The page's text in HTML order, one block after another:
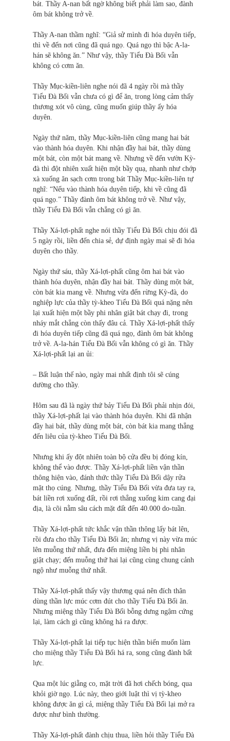
bát. Thầy A-nan bất ngờ không biết phải làm sao, đành
ôm bát không trở về.
Thầy A-nan thầm nghĩ: “Giả sử mình đi hóa duyên tiếp,
thì về đến nơi cũng đã quá ngọ. Quá ngọ thì bậc A-la-
hán sẽ không ăn.” Như vậy, thầy Tiểu Đà Bối vẫn
không có cơm ăn.
Thầy Mục-kiền-liên nghe nói đã 4 ngày rồi mà thầy
Tiểu Đà Bối vẫn chưa có gì để ăn, trong lòng cảm thấy
thương xót vô cùng, cũng muốn giúp thầy ấy hóa
duyên.
Ngày thứ năm, thầy Mục-kiền-liên cũng mang hai bát
vào thành hóa duyên. Khi nhận đầy hai bát, thầy dùng
một bát, còn một bát mang về. Nhưng về đến vườn Kỳ-
đà thì đột nhiên xuất hiện một bầy quạ, nhanh như chớp
xà xuống ăn sạch cơm trong bát Thầy Mục-kiền-liên tự
nghĩ: “Nếu vào thành hóa duyên tiếp, khi về cũng đã
quá ngọ.” Thầy đành ôm bát không trở về. Như vậy,
thầy Tiểu Đà Bối vẫn chẳng có gì ăn.
Thầy Xá-lợi-phất nghe nói thầy Tiểu Đà Bối chịu đói đã
5 ngày rồi, liền đến chia sẻ, dự định ngày mai sẽ đi hóa
duyên cho thầy.
Ngày thứ sáu, thầy Xá-lợi-phất cũng ôm hai bát vào
thành hóa duyên, nhận đầy hai bát. Thầy dùng một bát,
còn bát kia mang về. Nhưng vừa đến rừng Kỳ-đà, do
nghiệp lực của thầy tỳ-kheo Tiểu Đà Bối quá nặng nên
lại xuất hiện một bầy phi nhân giật bát chạy đi, trong
nháy mắt chẳng còn thấy đâu cả. Thầy Xá-lợi-phất thấy
đi hóa duyên tiếp cũng đã quá ngọ, đành ôm bát không
trở về. A-la-hán Tiểu Đà Bối vẫn không có gì ăn. Thầy
Xá-lợi-phất lại an ủi:
– Bất luận thế nào, ngày mai nhất định tôi sẽ cúng
dường cho thầy.
Hôm sau đã là ngày thứ bảy Tiểu Đà Bối phải nhịn đói,
thầy Xá-lợi-phất lại vào thành hóa duyên. Khi đã nhận
đầy hai bát, thầy dùng một bát, còn bát kia mang thẳng
đến liêu của tỳ-kheo Tiểu Đà Bối.
Nhưng khi ấy đột nhiên toàn bộ cửa đều bị đóng kín,
không thể vào được. Thầy Xá-lợi-phất liền vận thần
thông hiện vào, đánh thức thầy Tiểu Đà Bối dậy rửa
mặt thọ cúng. Nhưng, thầy Tiểu Đà Bối vừa đưa tay ra,
bát liền rơi xuống đất, rồi rơi thẳng xuống kim cang đại
địa, là cõi nằm sâu cách mặt đất đến 40.000 do-tuần.
Thầy Xá-lợi-phất tức khắc vận thần thông lấy bát lên,
rồi đưa cho thầy Tiểu Đà Bối ăn; nhưng vị này vừa múc
lên muỗng thứ nhất, đưa đến miệng liền bị phi nhân
giật chạy; đến muỗng thứ hai lại cũng cùng chung cảnh
ngộ như muỗng thứ nhất.
Thầy Xá-lợi-phất thấy vậy thương quá nên đích thân
dùng thần lực múc cơm đút cho thầy Tiểu Đà Bối ăn.
Nhưng miệng thầy Tiểu Đà Bối bỗng dưng ngậm cứng
lại, làm cách gì cũng không há ra được.
Thầy Xá-lợi-phất lại tiếp tục hiện thần biến muốn làm
cho miệng thầy Tiểu Đà Bối há ra, song cũng đành bất
lực.
Qua một lúc giằng co, mặt trời đã hơi chếch bóng, qua
khỏi giờ ngọ. Lúc này, theo giới luật thì vị tỳ-kheo
không được ăn gì cả, miệng thầy Tiểu Đà Bối lại mở ra
được như bình thường.
Thầy Xá-lợi-phất đành chịu thua, liền hỏi thầy Tiểu Đà